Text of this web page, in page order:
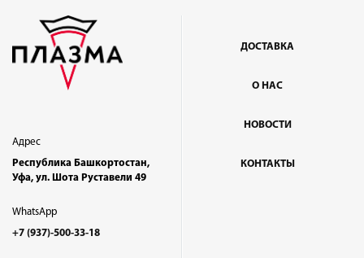
Адрес
Республика Башкортостан,
Уфа, ул. Шота Руставели 49
WhatsApp
+7 (937)-500-33-18
ДОСТАВКА
О НАС
НОВОСТИ
КОНТАКТЫ